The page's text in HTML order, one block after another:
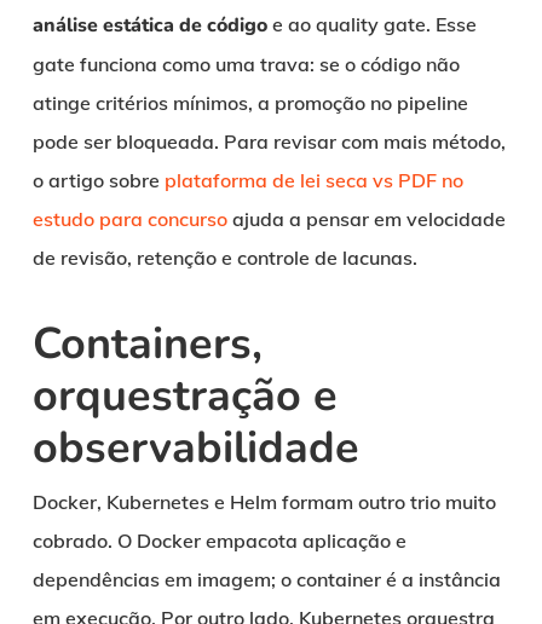
análise estática de códigoe ao quality gate. Esse
gate funciona como uma trava: se o código não
atinge critérios mínimos, a promoção no pipeline
pode ser bloqueada. Para revisar com mais método,
o artigo sobre plataforma de lei seca vs PDF no
estudo para concursoajuda a pensar em velocidade
de revisão, retenção e controle de lacunas.
Containers,
orquestração e
observabilidade
Docker, Kubernetes e Helm formam outro trio muito
cobrado. O Docker empacota aplicação e
dependências em imagem; o container é a instância
em execução. Por outro lado, Kubernetes orquestra